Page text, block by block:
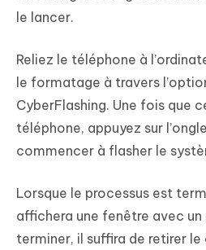
le lancer.
Reliez le téléphone à
le formatage à travers
CyberFlashing. Une fois que
téléphone, appuyez sur
commencer à flasher le
Lorsque le processus est
affichera une fenêtre avec un
terminer, il suffira de retirer